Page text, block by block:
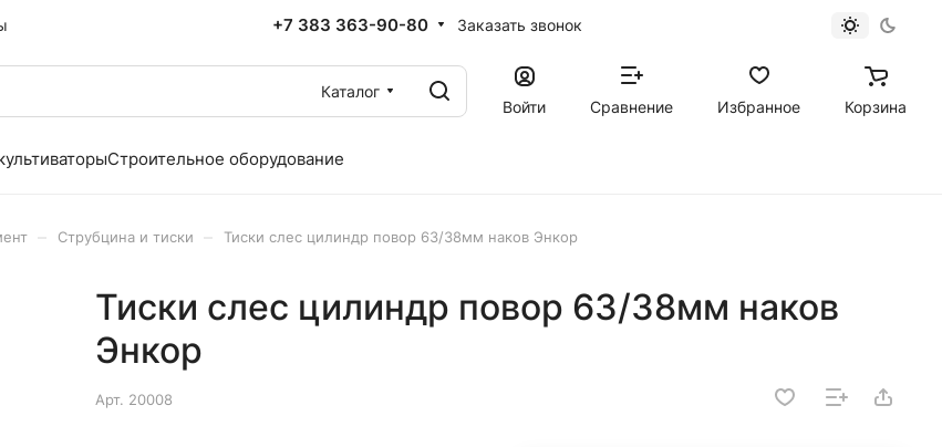
+7 383 363-90-80 Заказать звонок
Каталог
Войти
Сравнение Избранное Корзина
Строительное оборудование
Струбцина и тиски Тиски слес цилиндр повор 63/38мм наков Энкор
Тиски слес цилиндр повор 63/38мм наков
Энкор
Арт. 20008